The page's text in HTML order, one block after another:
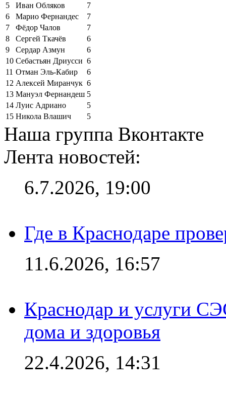
5
Иван Обляков
7
6
Марио Фернандес
7
7
Фёдор Чалов
7
8
Сергей Ткачёв
6
9
Сердар Азмун
6
10 Себастьян Дриусси 6
11 Отман Эль-Кабир
6
12 Алексей Миранчук 6
13 Мануэл Фернандеш 5
14 Луис Адриано
5
15 Никола Влашич 5
Наша группа Вконтакте
Лента новостей:
6.7.2026, 19:00
Где в Краснодаре
11.6.2026, 16:57
Краснодар и услуги
дома и здоровья
22.4.2026, 14:31